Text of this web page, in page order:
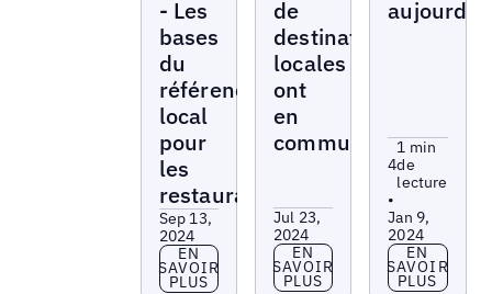
- Les
bases
du
référencement
local
pour
les
restaurants
Sep 13,
2024
En savoir plus
EN
SAVOIR
PLUS
de
destination
locales
ont
en
commun
Jul 23,
2024
En savoir plus
EN
SAVOIR
PLUS
4
1 min
de
lecture
•
Jan 9,
2024
En savoir
EN
SAVOIR
PLUS